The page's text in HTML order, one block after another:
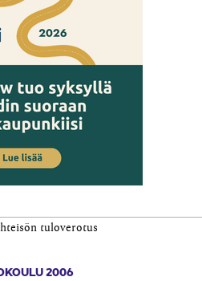
tuloverotus
2006